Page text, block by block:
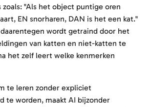
"Als het object puntige oren
EN snorharen, DAN is het een kat."
wordt getraind door het
van katten en niet-katten te
het zelf leert welke kenmerken
te leren zonder expliciet
te worden, maakt AI bijzonder